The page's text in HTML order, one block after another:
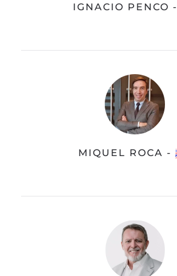
IGNACIO PENCO -
MIQUEL ROCA -